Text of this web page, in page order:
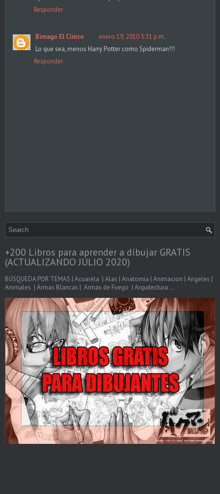
Responder
Bimago El Cínico
enero 19, 2010 5:31 p.m.
Lo que sea, menos Harry Potter como Spiderman!!!
Responder
+200 Libros para aprender a dibujar GRATIS
(ACTUALIZANDO JULIO 2020)
BÚSQUEDA POR TEMAS | Acuarela | Alas | Anatomia | Animacion | Angeles |
Animales | Armas Blancas | Armas de Fuego | Arquitectura ...